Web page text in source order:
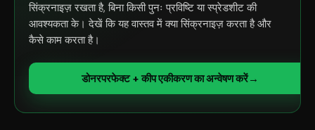
सिंक्रनाइज़ रखता है, बिना किसी पुनः प्रविष्टि या स्प्रेडशीट की
आवश्यकता के। देखें कि यह वास्तव में क्या सिंक्रनाइज़ करता है और
कैसे काम करता है।
डोनरपरफेक्ट + कीप एकीकरण का अन्वेषण करें→